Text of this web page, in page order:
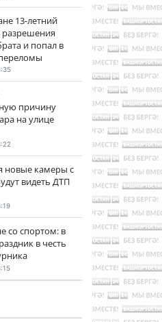
13-летний
разрешения
и попал в
причину
на улице
новые камеры с
видеть ДТП
со спортом: в
в честь